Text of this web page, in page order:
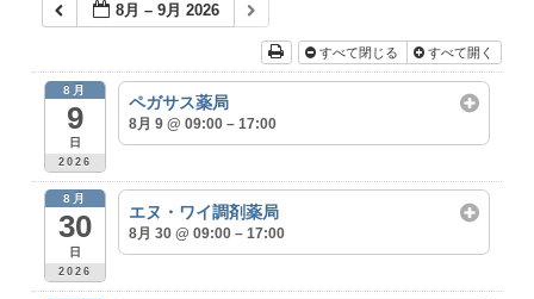
8月 – 9月 2026
すべて閉じる すべて開く
8月
9
日
2026
ペガサス薬局
8月 9 @ 09:00 – 17:00
8月
30
日
2026
エヌ・ワイ調剤薬局
8月 30 @ 09:00 – 17:00